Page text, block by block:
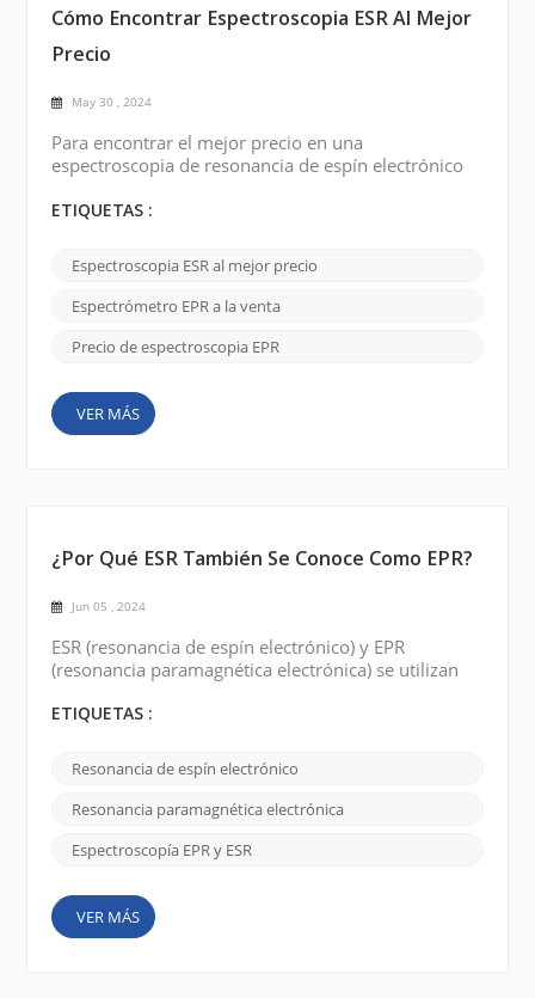
Cómo Encontrar Espectroscopia ESR Al Mejor
Precio
May 30 , 2024
Para encontrar el mejor precio en una
espectroscopia de resonancia de espín electrónico
Explora las plataformas de búsqueda La forma más
de resonancia de espín electrónico (ESR)” en los
principales motores de búsqueda como Google.
Utilice palabras como barato, oferta, asequible, etc.
ETIQUETAS :
Espectroscopia ESR al mejor precio
Espectrómetro EPR a la venta
Precio de espectroscopia EPR
VER MÁS
¿Por Qué ESR También Se Conoce Como EPR?
Jun 05 , 2024
ESR (resonancia de espín electrónico) y EPR
(resonancia paramagnética electrónica) se utilizan
espectroscópica. El motivo de los dos nombres
campo y algunas de las historias interesantes que lo
rodean. Originalmente, la técnica se llamaba ESR o
resonancia de espín electrónico . Fue descubierto a
ETIQUETAS :
Resonancia de espín electrónico
Resonancia paramagnética electrónica
Espectroscopía EPR y ESR
VER MÁS